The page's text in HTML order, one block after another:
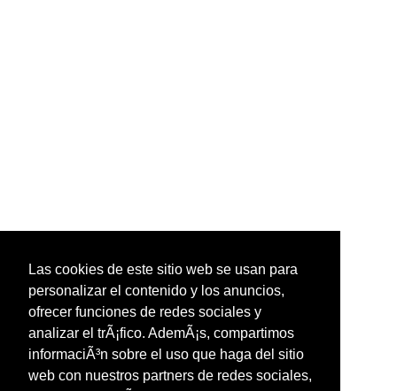
Las cookies de este sitio web se usan para
personalizar el contenido y los anuncios,
ofrecer funciones de redes sociales y
analizar el trÃ¡fico. AdemÃ¡s, compartimos
informaciÃ³n sobre el uso que haga del sitio
web con nuestros partners de redes sociales,